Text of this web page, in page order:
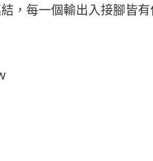
，每一個輸出入接腳皆